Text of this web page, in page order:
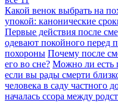
Какой венок выбрать на
упокой: канонические
Первые действия после
одевают покойного перед
похороны Почему после
его во сне? Можно ли есть
если вы рады смерти
человека в саду частного
началась ссора между